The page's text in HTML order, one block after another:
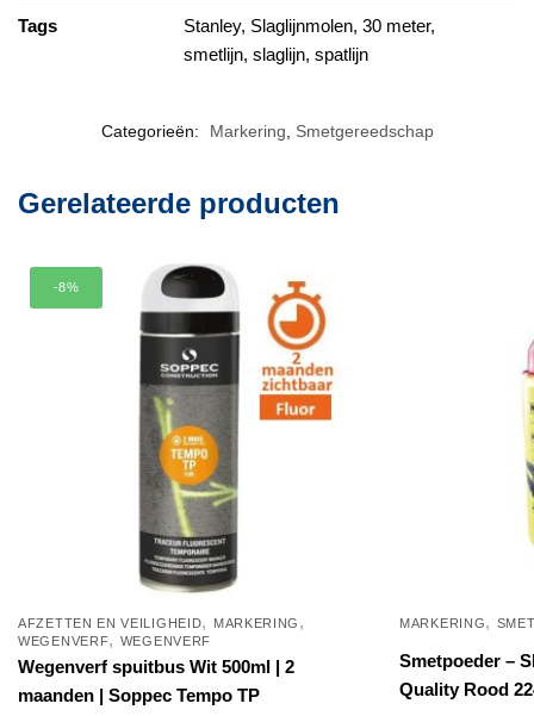
Tags
Stanley, Slaglijnmolen, 30 meter,
smetlijn, slaglijn, spatlijn
Categorieën: Markering Smetgereedschap
Gerelateerde producten
-8%
AFZETTEN EN VEILIGHEID, MARKERING ,
WEGENVERF, WEGENVERF
Wegenverf spuitbus Wit 500ml | 2
maanden | Soppec Tempo TP
MARKERING,
Smetpoeder –
Quality Rood